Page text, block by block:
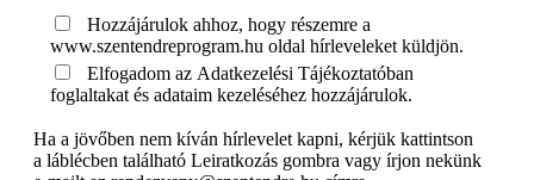
www.szentendreprogram.hu oldal hírleveleket küldjön.
foglaltakat és adataim kezeléséhez hozzájárulok.
Ha a jövőben nem kíván hírlevelet kapni, kérjük kattintson
a láblécben található Leiratkozás gombra vagy írjon nekünk